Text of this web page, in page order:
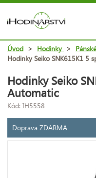
Úvod > Hodinky > Pánské
Hodinky Seiko SNK615K1 5
Hodinky Seiko
Automatic
Kód: IH5558
Doprava ZDARMA